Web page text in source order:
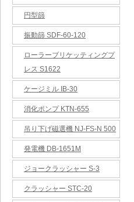
円型篩
振動篩 SDF-60-120
ローラーブリケッティングプ
レス S1622
ケージミル IB-30
消化ポンプ KTN-655
吊り下げ磁選機 NJ-FS-N 500
発電機 DB-1651M
ジョークラッシャー S-3
クラッシャー STC-20